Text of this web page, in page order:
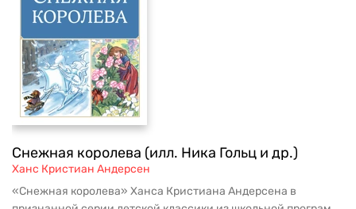
Снежная королева (илл. Ника Гольц и др.)
Ханс Кристиан Андерсен
«Снежная королева» Ханса Кристиана Андерсена в